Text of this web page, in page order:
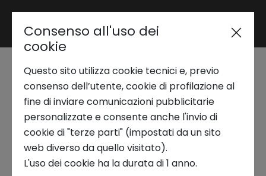
Area riservata
Trend Analysis
Applied Research
Startup Development
Innovation Coffee | Il
granchio blu: da
minaccia a risorsa,
con Blueat startup
Consenso all'uso dei
cookie
Questo sito utilizza cookie tecnici e, previo
consenso dell’utente, cookie di profilazione al
fine di inviare comunicazioni pubblicitarie
personalizzate e consente anche l'invio di
cookie di "terze parti" (impostati da un sito
web diverso da quello visitato).
L'uso dei cookie ha la durata di 1 anno.